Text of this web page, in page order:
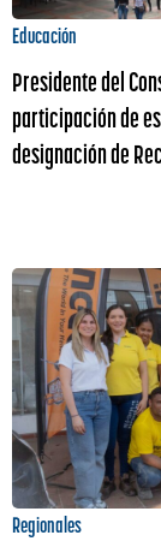
Educación
Presidente del
participación de
designación de
Regionales